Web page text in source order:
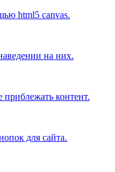
html5 canvas.
на них.
контент.
для сайта.